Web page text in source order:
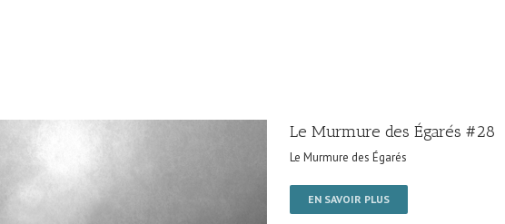
Le Murmure des Égarés #28
Le Murmure des Égarés
EN SAVOIR PLUS